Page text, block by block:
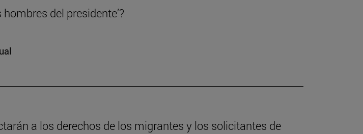
del presidente’?
a los derechos de los migrantes y los solicitantes de